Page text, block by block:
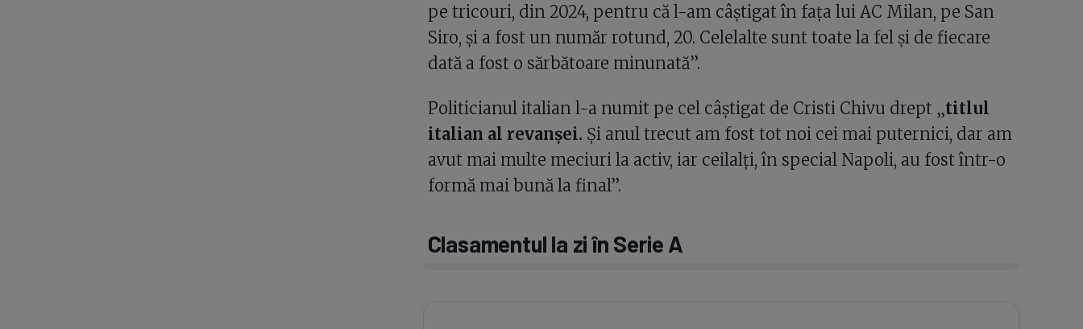
pe tricouri, din 2024, pentru că l-am câștigat în fața lui AC Milan, pe San
Siro, și a fost un număr rotund, 20. Celelalte sunt toate la fel și de fiecare
dată a fost o sărbătoare minunată”.
Politicianul italian l-a numit pe cel câștigat de Cristi Chivu drept „titlul
italian al revanșei. Și anul trecut am fost tot noi cei mai puternici, dar am
avut mai multe meciuri la activ, iar ceilalți, în special Napoli, au fost într-o
formă mai bună la final”.
Clasamentul la zi în Serie A